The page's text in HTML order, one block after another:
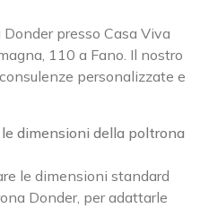
presso Casa Viva
110 a Fano. Il nostro
personalizzate e
dimensioni della poltrona
le dimensioni standard
Donder, per adattarle